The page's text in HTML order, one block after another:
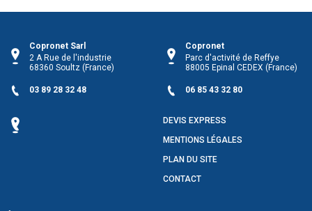
Copronet Sarl
2 A Rue de l'industrie
68360 Soultz (France)
03 89 28 32 48
Copronet
Parc d'activité de Reffye
88005 Epinal CEDEX (France)
06 85 43 32 80
DEVIS EXPRESS
MENTIONS LÉGALES
PLAN DU SITE
CONTACT